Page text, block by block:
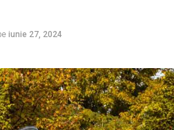
iunie 27, 2024